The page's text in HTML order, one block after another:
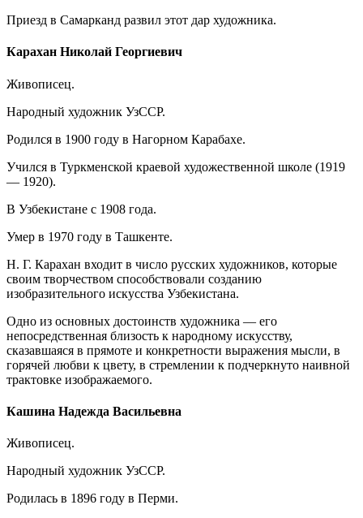
Приезд в Самарканд развил этот дар художника.
Карахан Николай Георгиевич
Живописец.
Народный художник УзССР.
Родился в 1900 году в Нагорном Карабахе.
Учился в Туркменской краевой художественной школе (1919
— 1920).
В Узбекистане с 1908 года.
Умер в 1970 году в Ташкенте.
Н. Г. Карахан входит в число русских художников, которые
своим творчеством способствовали созданию
изобразительного искусства Узбекистана.
Одно из основных достоинств художника — его
непосредственная близость к народному искусству,
сказавшаяся в прямоте и конкретности выражения мысли, в
горячей любви к цвету, в стремлении к подчеркнуто наивной
трактовке изображаемого.
Кашина Надежда Васильевна
Живописец.
Народный художник УзССР.
Родилась в 1896 году в Перми.